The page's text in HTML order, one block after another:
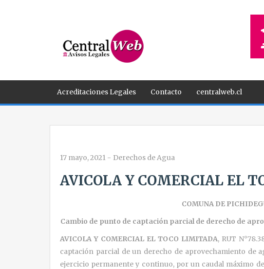
Acreditaciones Legales Contacto centralweb.cl
17 mayo, 2021 - Derechos de Agua
AVICOLA Y COMERCIAL EL
COMUNA DE
Cambio de punto de captación parcial de derecho de
AVICOLA Y COMERCIAL EL TOCO LIMITADA, RUT
captación parcial de un derecho de aprovechamiento de
ejercicio permanente y continuo, por un caudal máximo